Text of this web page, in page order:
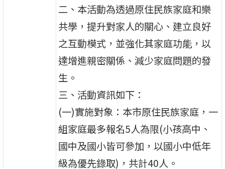
二、本活動為透過原住民族家庭和樂
共學，提升對家人的關心、建立良好
之互動模式，並強化其家庭功能，以
達增進親密關係、減少家庭問題的發
生。
三、活動資訊如下：
(一)實施對象：本市原住民族家庭，一
組家庭最多報名5人為限(小孩高中、
國中及國小皆可參加，以國小中低年
級為優先錄取)，共計40人。